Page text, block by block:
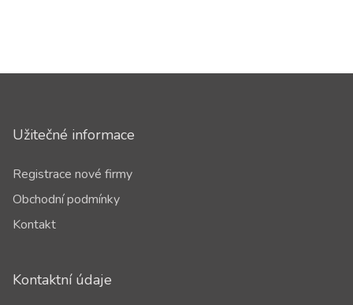
Užitečné informace
Registrace nové firmy
Obchodní podmínky
Kontakt
Kontaktní údaje